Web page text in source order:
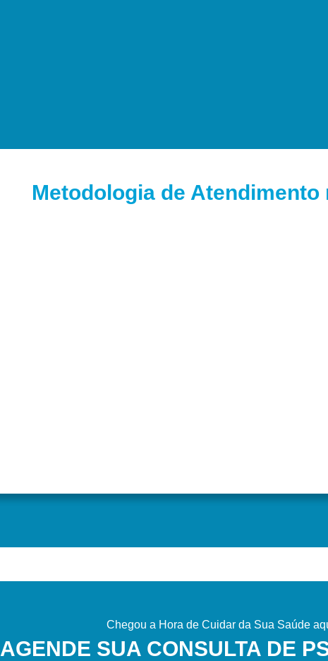
Metodologia de
Chegou a Hora de Cuidar da Sua Saúde
AGENDE SUA CONSULTA DE